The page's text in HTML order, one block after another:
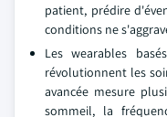
patient, prédire
conditions ne
Les wearables
révolutionnent les
avancée mesure
sommeil, la